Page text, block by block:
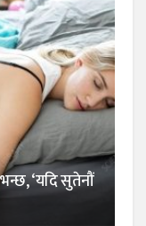
‘यदि सुतेनौं